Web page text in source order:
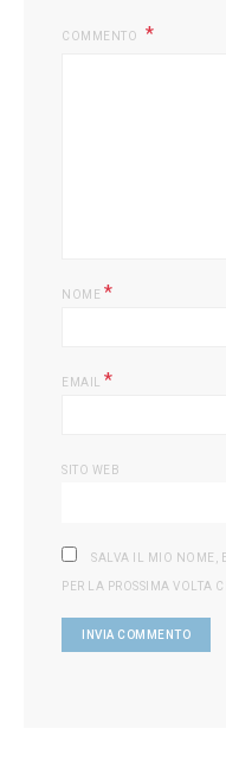
COMMENTO
NOME *
EMAIL *
SITO WEB
SALVA IL MIO NOME,
PER LA PROSSIMA VOLTA